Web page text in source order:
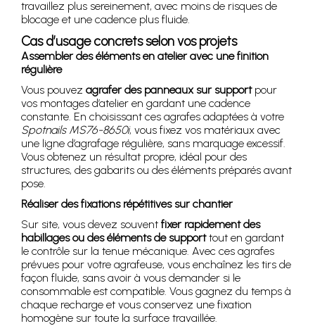
travaillez plus sereinement, avec moins de risques de
blocage et une cadence plus fluide.
Cas d’usage concrets selon vos projets
Assembler des éléments en atelier avec une finition
régulière
Vous pouvez agrafer des panneaux sur supportpour
vos montages d’atelier en gardant une cadence
constante. En choisissant ces agrafes adaptées à votre
Spotnails MS76-8650i, vous fixez vos matériaux avec
une ligne d’agrafage régulière, sans marquage excessif.
Vous obtenez un résultat propre, idéal pour des
structures, des gabarits ou des éléments préparés avant
pose.
Réaliser des fixations répétitives sur chantier
Sur site, vous devez souvent fixer rapidement des
habillages ou des éléments de supporttout en gardant
le contrôle sur la tenue mécanique. Avec ces agrafes
prévues pour votre agrafeuse, vous enchaînez les tirs de
façon fluide, sans avoir à vous demander si le
consommable est compatible. Vous gagnez du temps à
chaque recharge et vous conservez une fixation
homogène sur toute la surface travaillée.